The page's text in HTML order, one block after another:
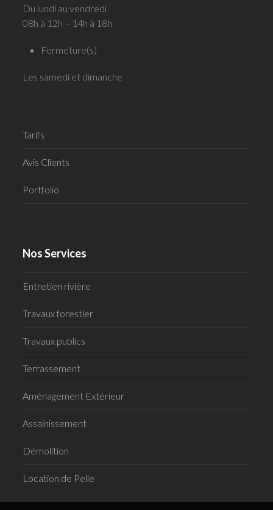
Du lundi au vendredi
08h à 12h – 14h à 18h
Fermeture(s)
Les samedi et dimanche
Tarifs
Avis Clients
Portfolio
Nos Services
Entretien rivière
Travaux forestier
Travaux publics
Terrassement
Aménagement Extérieur
Assainissement
Démolition
Location de Pelle